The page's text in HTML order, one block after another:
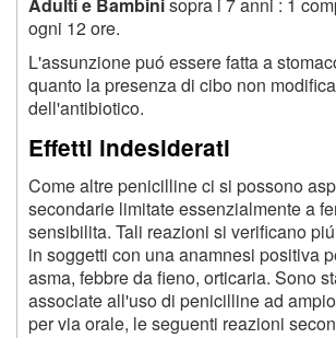
ogni 12 ore.
L'assunzione puó essere fatta a
quanto la presenza di cibo non
dell'antibiotico.
Effetti indesiderati
Come altre penicilline ci si possono
secondarie limitate essenzialmente a
sensibilita. Tali reazioni si verificano
in soggetti con una anamnesi positiva
asma, febbre da fieno, orticaria. Sono
associate all'uso di penicilline ad
per via orale, le seguenti reazioni